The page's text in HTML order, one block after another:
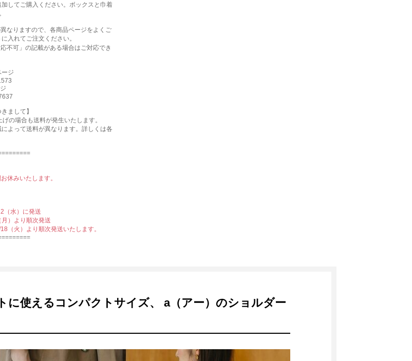
してご購入ください。ボックスと巾着
なりますので、各商品ページをよくご
入れてご注文ください。
不可」の記載がある場合はご対応でき
ジ
まして】
の場合も送料が発⽣いたします。
よって送料が異なります。詳しくは各
休みいたします。
（水）に発送
）より順次発送
（火）より順次発送いたします。
に使えるコンパクトサイズ、 a（アー）のショルダー